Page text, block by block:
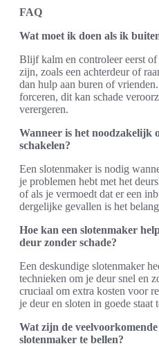
FAQ
Wat moet ik doen als ik
Blijf kalm en controleer eerst of
zijn, zoals een achterdeur of
dan hulp aan buren of
forceren, dit kan schade
verergeren.
Wanneer is het noodzakelijk
schakelen?
Een slotenmaker is nodig
je problemen hebt met het
of als je vermoedt dat er een
dergelijke gevallen is het
Hoe kan een slotenmaker
deur zonder schade?
Een deskundige slotenmaker
technieken om je deur snel en
cruciaal om extra kosten voor
je deur en sloten in goede staat
Wat zijn de veelvoorkomende
slotenmaker te bellen?